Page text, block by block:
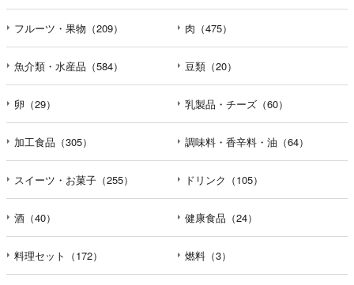
フルーツ・果物（209） 肉（475）
魚介類・水産品（584） 豆類（20）
卵（29） 乳製品・チーズ（60）
加工食品（305） 調味料・香辛料・油（64）
スイーツ・お菓子（255） ドリンク（105）
酒（40） 健康食品（24）
料理セット（172） 燃料（3）